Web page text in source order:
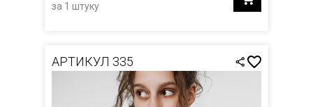
за 1 штуку
АРТИКУЛ 335